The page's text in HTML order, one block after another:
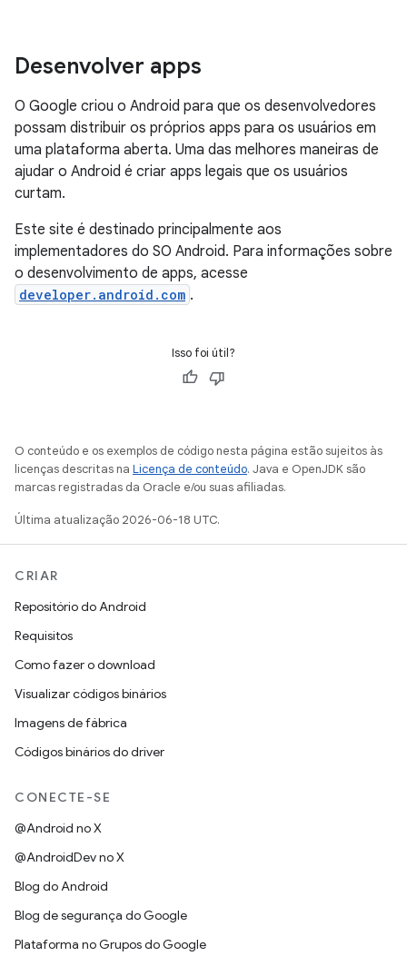
Desenvolver apps
O Google criou o Android para que os desenvolvedores
possam distribuir os próprios apps para os usuários em
uma plataforma aberta. Uma das melhores maneiras de
ajudar o Android é criar apps legais que os usuários
curtam.
Este site é destinado principalmente aos
implementadores do SO Android. Para informações sobre
o desenvolvimento de apps, acesse
developer.android.com .
Isso foi útil?
O conteúdo e os exemplos de código nesta página estão sujeitos às
licenças descritas na Licença de conteúdo. Java e OpenJDK são
marcas registradas da Oracle e/ou suas afiliadas.
Última atualização 2026-06-18 UTC.
CRIAR
Repositório do Android
Requisitos
Como fazer o download
Visualizar códigos binários
Imagens de fábrica
Códigos binários do driver
CONECTE-SE
@Android no X
@AndroidDev no X
Blog do Android
Blog de segurança do Google
Plataforma no Grupos do Google